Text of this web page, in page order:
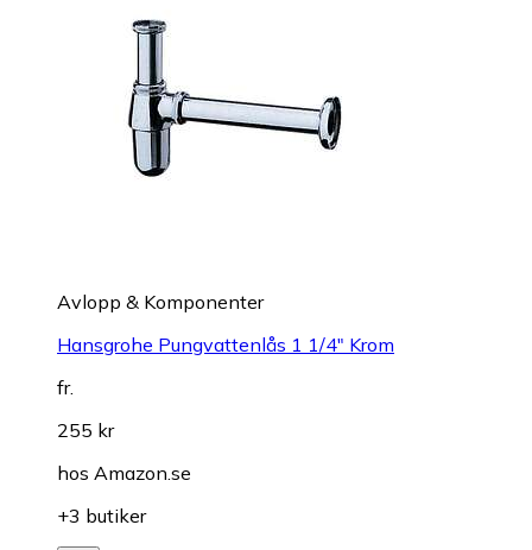
Avlopp & Komponenter
Hansgrohe Pungvattenlås 1 1/4" Krom
fr.
255 kr
hos Amazon.se
+3 butiker